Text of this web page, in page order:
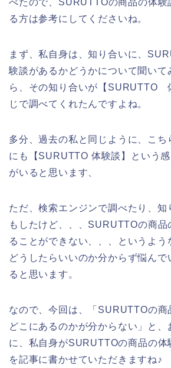
べたので、SURUTTOの商品の体験
る方は参考にしてくださいね。
まず、私自身は、知り合いに、
験談があるかどうかについて聞いて
ら、その知り合いが【SURUTTO
じで調べてくれたんですよね。
多分、過去の私と同じように、こち
にも【SURUTTO 体験談】という
がいると思います、
ただ、検索エンジンで調べたり、知
もしたけど、、、SURUTTOの商品
ることができない、、、というよう
どうしたらいいのか分からず悩んで
ると思います。
なので、今回は、「SURUTTOの商
どこにあるのかが分からない」と、
に、私自身がSURUTTOの商品の体
を記事に書かせていただきますね♪